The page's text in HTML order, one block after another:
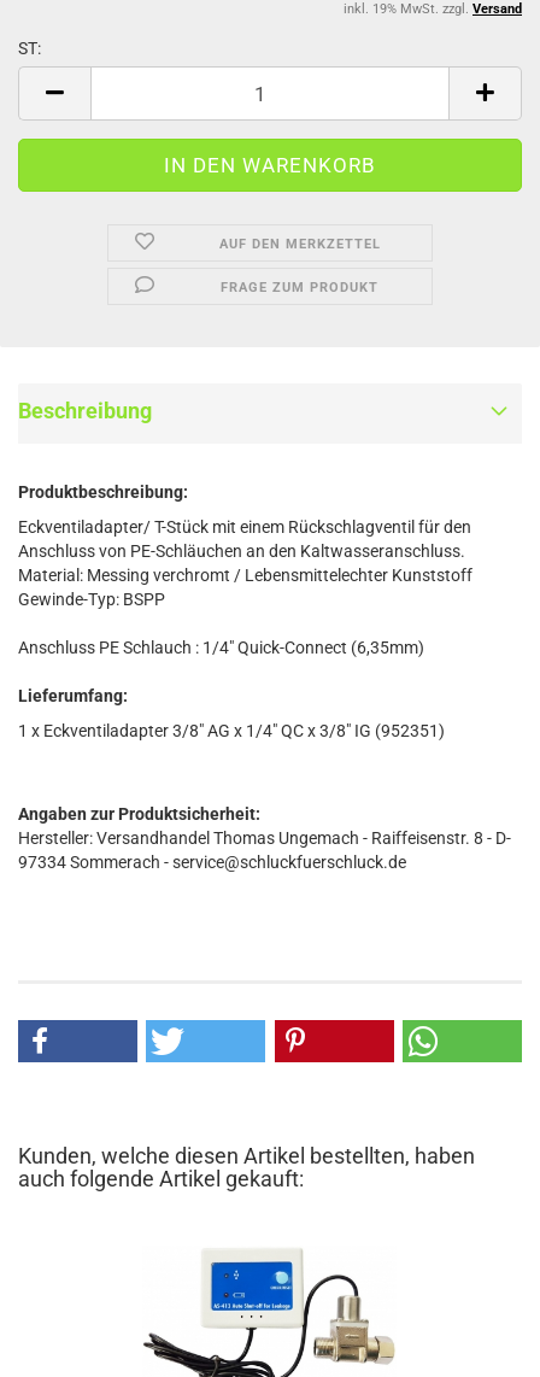
inkl. 19% MwSt. zzgl. Versand
ST:
AUF DEN MERKZETTEL
FRAGE ZUM PRODUKT
Beschreibung
Produktbeschreibung:
Eckventiladapter/ T-Stück mit einem Rückschlagventil für den
Anschluss von PE-Schläuchen an den Kaltwasseranschluss.
Material: Messing verchromt / Lebensmittelechter Kunststoff
Gewinde-Typ: BSPP
Anschluss PE Schlauch : 1/4" Quick-Connect (6,35mm)
Lieferumfang:
1 x Eckventiladapter 3/8" AG x 1/4" QC x 3/8" IG (952351)
Angaben zur Produktsicherheit:
Hersteller: Versandhandel Thomas Ungemach - Raiffeisenstr. 8 - D-
97334 Sommerach - service@schluckfuerschluck.de
Kunden, welche diesen Artikel bestellten, haben
auch folgende Artikel gekauft: